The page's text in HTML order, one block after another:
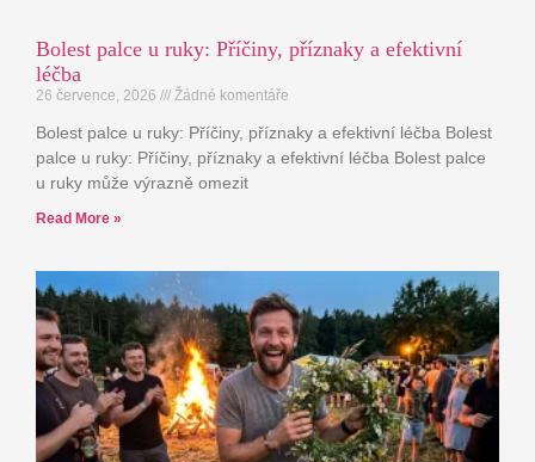
Bolest palce u ruky: Příčiny, příznaky a efektivní
léčba
26 července, 2026 Žádné komentáře
Bolest palce u ruky: Příčiny, příznaky a efektivní léčba Bolest
palce u ruky: Příčiny, příznaky a efektivní léčba Bolest palce
u ruky může výrazně omezit
Read More »